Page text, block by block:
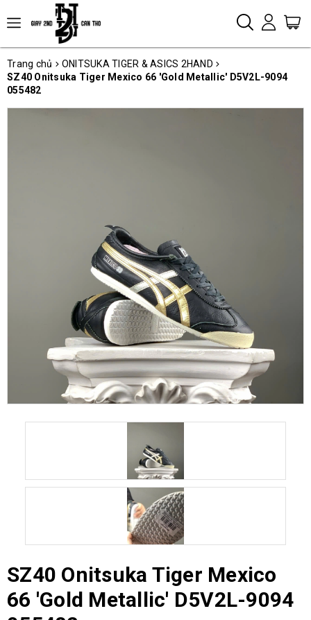
Trang chủ
ONITSUKA TIGER & ASICS 2HAND
SZ40 Onitsuka Tiger Mexico 66 'Gold Metallic' D5V2L-9094
055482
SZ40 Onitsuka Tiger Mexico
66 'Gold Metallic' D5V2L-9094